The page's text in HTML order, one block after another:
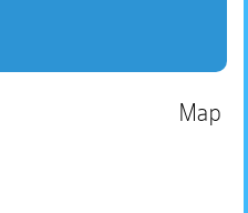
Map